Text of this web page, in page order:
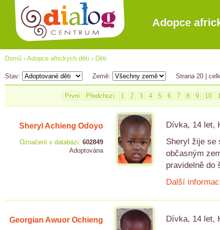
Adopce
Domů › Adopce afrických dětí › Děti
Stav: Země: Strana 20 |
První Předchozí 1 2 3 4 5 6 7 8 9 10
Sheryl Achieng Odoyo
Označení v databázi: 602849
Adoptována
Dívka, 14 let,
Sheryl žije se
občasným
pravidelně do
Další
Georgian Awuor Ochieng
Dívka, 14 let,